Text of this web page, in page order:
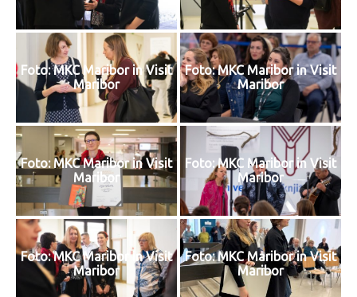
Foto: MKC Maribor in Visit
Maribor
Foto: MKC Maribor in Visit
Maribor
Foto: MKC Maribor in Visit
Maribor
Foto: MKC Maribor in Visit
Maribor
Foto: MKC Maribor in Visit
Maribor
Foto: MKC Maribor in Visit
Maribor